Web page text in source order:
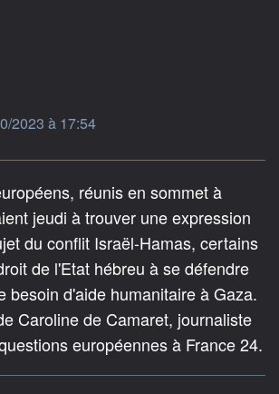
par
2023 à 17:54
réunis en sommet à
jeudi à trouver une expression
du conflit Israël-Hamas, certains
de l'Etat hébreu à se défendre
besoin d'aide humanitaire à Gaza.
Caroline de Camaret, journaliste
européennes à France 24.